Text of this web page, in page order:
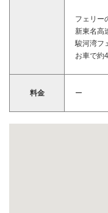
フェリー
新東名高
駿河湾フ
お車で約
料金 ー